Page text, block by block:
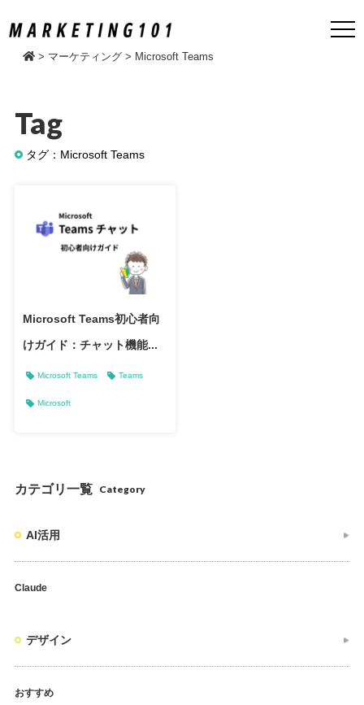
> マーケティング > Microsoft Teams
Tag
タグ：Microsoft Teams
Microsoft Teams初心者向
けガイド：チャット機能...
Microsoft Teams Teams
Microsoft
カテゴリ一覧 Category
AI活用
Claude
デザイン
おすすめ